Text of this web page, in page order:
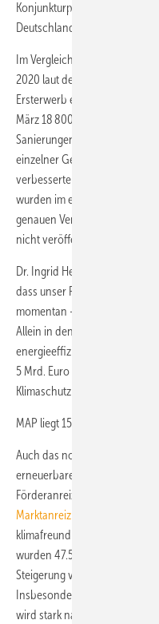
Konjunkturprogramm für
Deutschland.“
Im Vergleich zum Vorjahr sind
2020 laut der Mitteilung stark
Ersterwerb eines
März 18 800 Anträge bei der
Sanierungen (z. B. durch den
einzelner Gebäudeteile oder
verbesserten
wurden im ersten Quartal in
genauen Vergleich mit dem
nicht veröffentlicht.
Dr. Ingrid Hengster, Mitglied
dass unser Programm
momentan – trotz der
Allein in den ersten drei
energieeffiziente
5 Mrd. Euro gefördert. Das
Klimaschutz als auch für den
MAP liegt 150 % über dem
Auch das novellierte
erneuerbaren Energien (MAP)
Förderanreize im Januar
Marktanreiz mit neuer
klimafreundliche Heizungen
wurden 47.500 Förderanträge
Steigerung von über 150 % im
Insbesondere die neu
wird stark nachgefragt. Sie